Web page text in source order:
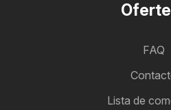
FAQ
Lista de